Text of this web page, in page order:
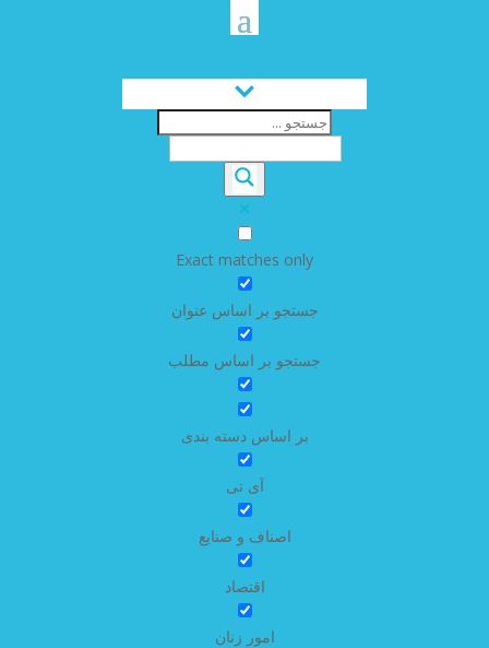
Exact matches only
جستجو بر اساس عنوان
جستجو بر اساس مطلب
بر اساس دسته بندی
آی تی
اصناف و صنایع
اقتصاد
امور زنان